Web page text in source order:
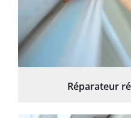
Réparateur